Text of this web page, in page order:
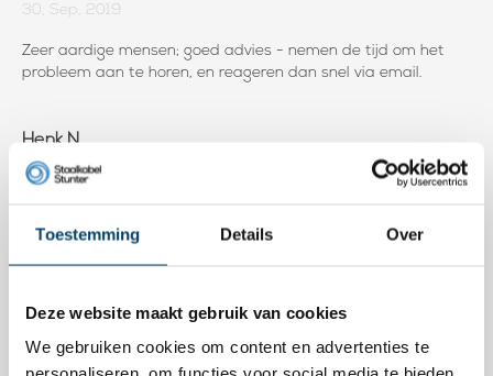
Toestemming Details Over
Deze website maakt gebruik van cookies
We gebruiken cookies om content en advertenties te
30, Sep, 2019
Zeer aardige mensen; goed advies - nemen de tijd om het
probleem aan te horen, en reageren dan snel via email.
Henk N.
30, May, 2017
geleverd in degelijke verpakking.
09, Jan, 2017
Prima, Super aan te bevelen.